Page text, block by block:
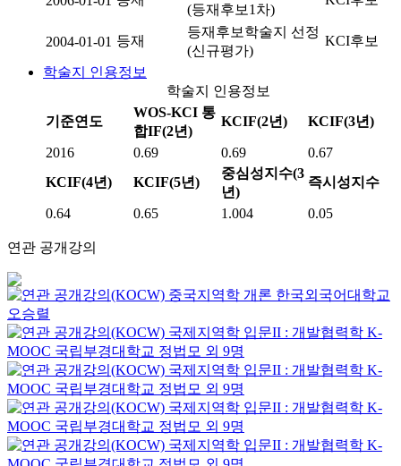
(등재후보1차)
2004-01-01 등재
등재후보학술지 선정
(신규평가)
KCI후보
학술지 인용정보
학술지 인용정보
기준연도
WOS-KCI 통
합IF(2년)
KCIF(2년) KCIF(3년)
2016 0.69 0.69
0.67
KCIF(4년)
KCIF(5년)
중심성지수(3
년)
즉시성지수
0.64 0.65 1.004 0.05
연관 공개강의
중국지역학 개론 한국외국어대학교
오승렬
국제지역학 입문II : 개발협력학 K-
MOOC 국립부경대학교 정법모 외 9명
국제지역학 입문II : 개발협력학 K-
MOOC 국립부경대학교 정법모 외 9명
국제지역학 입문II : 개발협력학 K-
MOOC 국립부경대학교 정법모 외 9명
국제지역학 입문II : 개발협력학 K-